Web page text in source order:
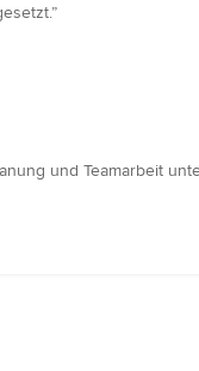
und Teamarbeit